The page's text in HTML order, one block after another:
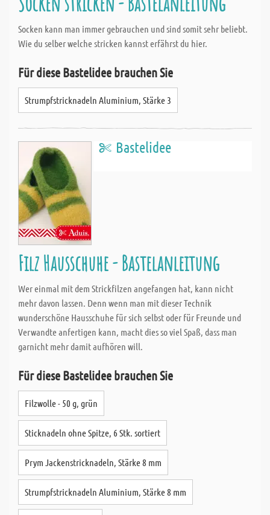
Socken kann man immer gebrauchen und sind somit sehr beliebt.
Wie du selber welche stricken kannst erfährst du hier.
Für diese Bastelidee brauchen Sie
Strumpfstricknadeln Aluminium, Stärke 3
Bastelidee
Filz Hausschuhe - Bastelanleitung
Wer einmal mit dem Strickfilzen angefangen hat, kann nicht
mehr davon lassen. Denn wenn man mit dieser Technik
wunderschöne Hausschuhe für sich selbst oder für Freunde und
Verwandte anfertigen kann, macht dies so viel Spaß, dass man
garnicht mehr damit aufhören will.
Für diese Bastelidee brauchen Sie
Filzwolle - 50 g, grün
Sticknadeln ohne Spitze, 6 Stk. sortiert
Prym Jackenstricknadeln, Stärke 8 mm
Strumpfstricknadeln Aluminium, Stärke 8 mm